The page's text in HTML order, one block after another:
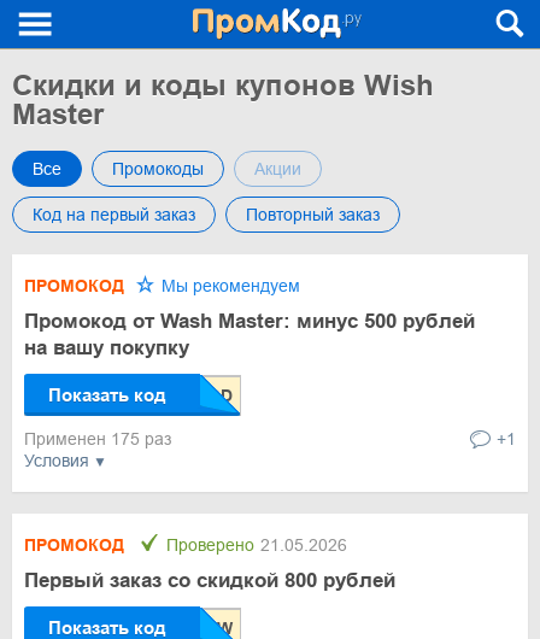
Скидки и коды купонов Wish
Master
Все Промокоды Акции
Код на первый заказ Повторный заказ
Условия
ПРОМОКОД Мы рекомендуем
Промокод от Wash Master: минус 500 рублей
на вашу покупку
Показать код
Применен 175 раз +1
ПРОМОКОД Проверено 21.05.2026
Первый заказ со скидкой 800 рублей
Показать код